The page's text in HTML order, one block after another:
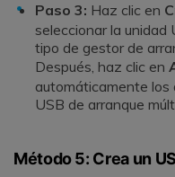
Paso 3: Haz clic en
seleccionar la unidad
tipo de gestor de
Después, haz clic en
automáticamente los
USB de arranque
Método 5: Crea un